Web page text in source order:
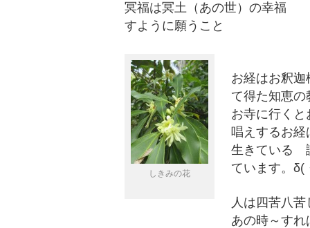
冥福は冥土（あの世）の幸福
すように願うこと
しきみの花
お経はお釈
て得た知恵の
お寺に行く
唱えするお経
生きている
ています。
人は四苦八
あの時～す